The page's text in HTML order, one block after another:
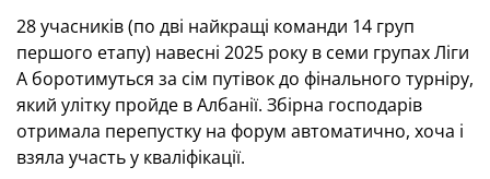
28 учасників (по дві найкращі команди 14 груп
першого етапу) навесні 2025 року в семи групах Ліги
А боротимуться за сім путівок до фінального турніру,
який улітку пройде в Албанії. Збірна господарів
отримала перепустку на форум автоматично, хоча і
взяла участь у кваліфікації.